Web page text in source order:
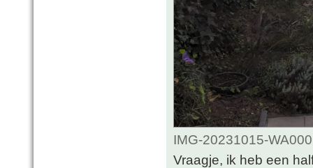
IMG-20231015-
Vraagje, ik heb een